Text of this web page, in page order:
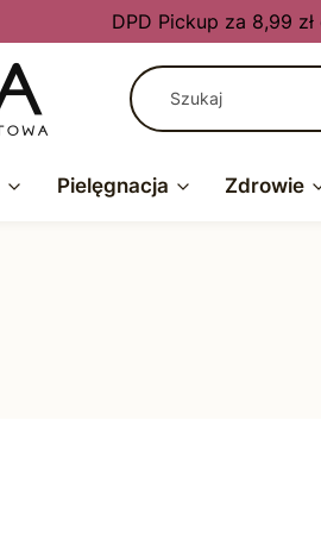
DPD Pickup za 8,99
Pielęgnacja Zdrowie